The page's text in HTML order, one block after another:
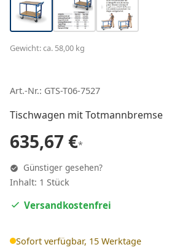
Gewicht: ca. 58,00 kg
Art.-Nr.: GTS-T06-7527
Tischwagen mit Totmannbremse
635,67 €*
Günstiger gesehen?
Inhalt: 1 Stück
Versandkostenfrei
Sofort verfügbar, 15 Werktage